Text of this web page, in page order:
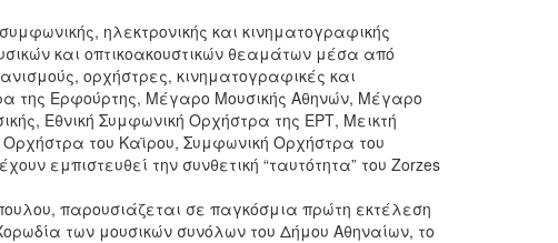
ηλεκτρονικής και κινηματογραφικής
και οπτικοακουστικών θεαμάτων μέσα από
ορχήστρες, κινηματογραφικές και
της Ερφούρτης, Μέγαρο Μουσικής Αθηνών, Μέγαρο
Εθνική Συμφωνική Ορχήστρα της ΕΡΤ, Μεικτή
του Καϊρου, Συμφωνική Ορχήστρα του
εμπιστευθεί την συνθετική “ταυτότητα” του Zorzes
παρουσιάζεται σε παγκόσμια πρώτη εκτέλεση
των μουσικών συνόλων του Δήμου Αθηναίων, το